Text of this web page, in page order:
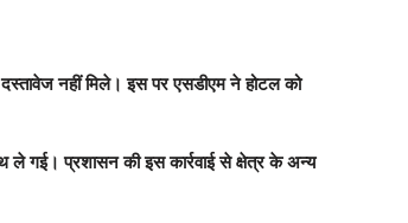
नहीं मिले। इस पर एसडीएम ने होटल को
गई। प्रशासन की इस कार्रवाई से क्षेत्र के अन्य